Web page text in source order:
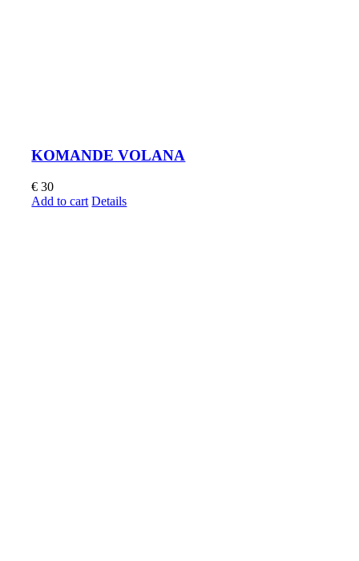
KOMANDE VOLANA
€ 30
Add to cart Details